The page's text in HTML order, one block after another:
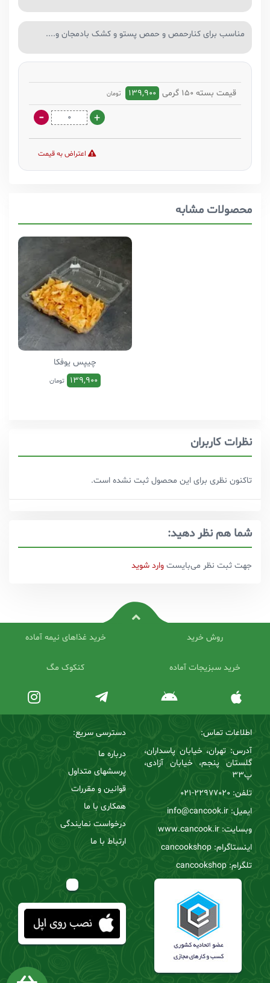
مناسب برای کنارحمص و حمص پستو و کشک بادمجان و....
قیمت بسته 150 گرمی 139,900 تومان
اعتراض به قیمت
محصولات مشابه
چیپس یوفکا
139,900
تومان
نظرات کاربران
تاکنون نظری برای این محصول ثبت نشده است.
شما هم نظر دهید:
جهت ثبت نظر می‌بایست وارد شوید
روش خرید
خرید سبزیجات آماده
خرید غذاهای نیمه آماده
کنکوک مگ
اطلاعات تماس:
آدرس: تهران، خیابان پاسداران،
گلستان پنجم، خیابان آزادی،
پ33
تلفن: 22977020-021
ایمیل: info@cancook.ir
وبسایت: www.cancook.ir
اینستاگرام: cancookshop
تلگرام: cancookshop
دسترسی سریع:
درباره ما
پرسشهای متداول
قوانین و مقررات
همکاری با ما
درخواست نمایندگی
ارتباط با ما